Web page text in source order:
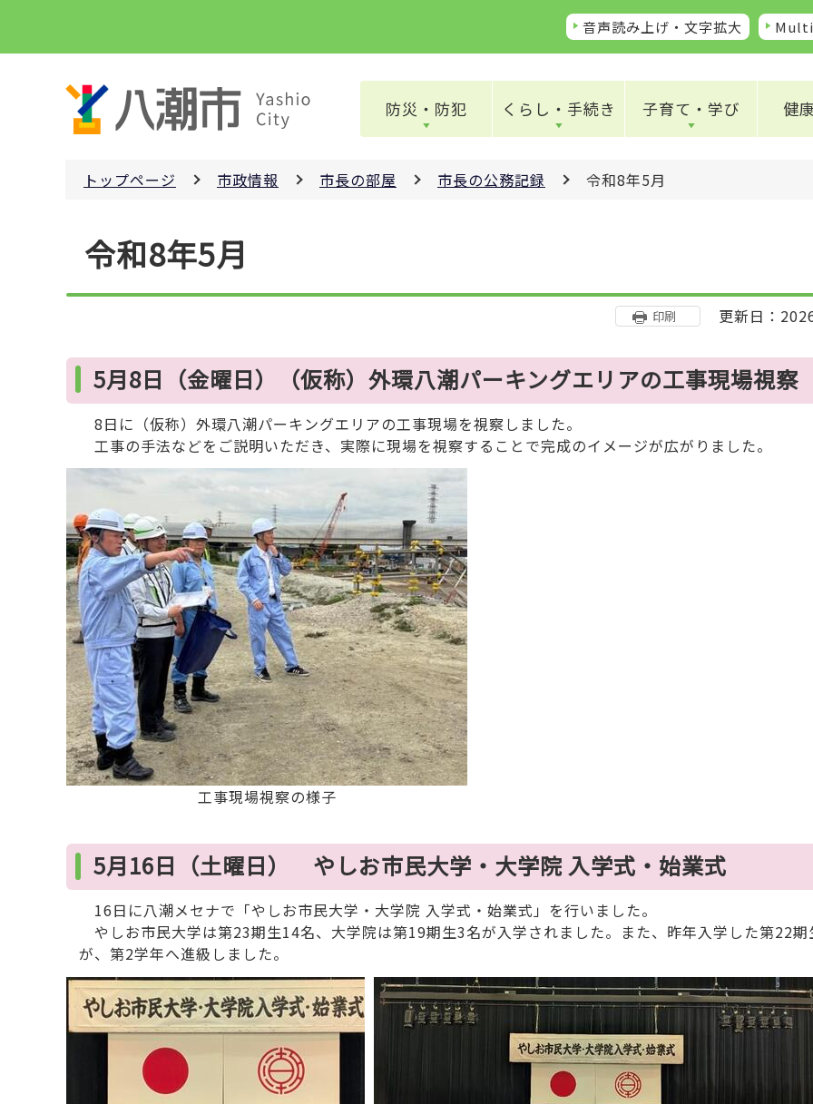
ペ
音声読み上げ・文字拡大
防災・防犯 くらし・手続き 子育て・学び 健
トップページ 市政情報 市長の部屋 市長の公務記録 令和8年5月
令和8年5月
印刷 更新日：
5月8日（金曜日）（仮称）外環八潮パーキングエリアの工事現場視察
8日に（仮称）外環八潮パーキングエリアの工事現場を視察しました。
工事の手法などをご説明いただき、実際に現場を視察することで完成のイメージが広がりました。
工事現場視察の様子
5月16日（土曜日） やしお市民大学・大学院 入学式・始業式
16日に八潮メセナで「やしお市民大学・大学院 入学式・始業式」を行いました。
やしお市民大学は第23期生14名、大学院は第19期生3名が入学されました。また、昨年入学した第22期
が、第2学年へ進級しました。